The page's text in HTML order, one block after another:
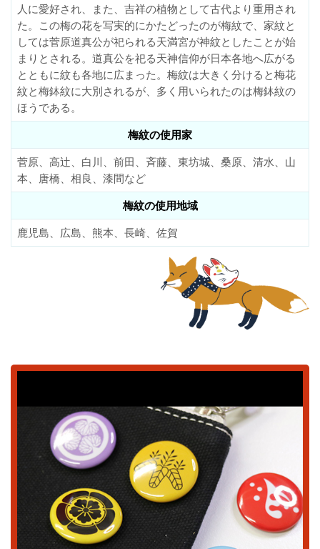
人に愛好され、また、吉祥の植物として古代より重用され
た。この梅の花を写実的にかたどったのが梅紋で、家紋と
しては菅原道真公が祀られる天満宮が神紋としたことが始
まりとされる。道真公を祀る天神信仰が日本各地へ広がる
とともに紋も各地に広まった。梅紋は大きく分けると梅花
紋と梅鉢紋に大別されるが、多く用いられたのは梅鉢紋の
ほうである。
梅紋の使用家
菅原、高辻、白川、前田、斉藤、東坊城、桑原、清水、山
本、唐橋、相良、漆間など
梅紋の使用地域
鹿児島、広島、熊本、長崎、佐賀